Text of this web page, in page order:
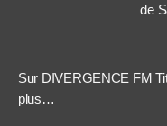
de
Sur DIVERGENCE FM
plus…